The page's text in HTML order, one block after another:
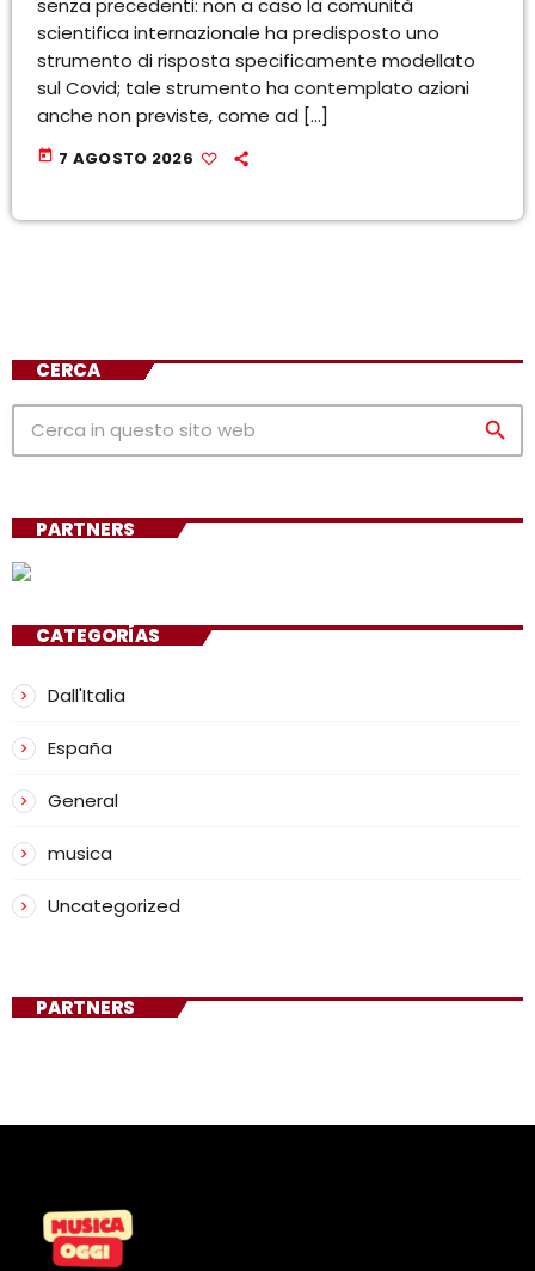
senza precedenti: non a caso la comunità
scientifica internazionale ha predisposto uno
strumento di risposta specificamente modellato
sul Covid; tale strumento ha contemplato azioni
anche non previste, come ad […]
today 7 AGOSTO 2026
CERCA
search
PARTNERS
CATEGORÍAS
Dall'Italia
España
General
musica
Uncategorized
PARTNERS